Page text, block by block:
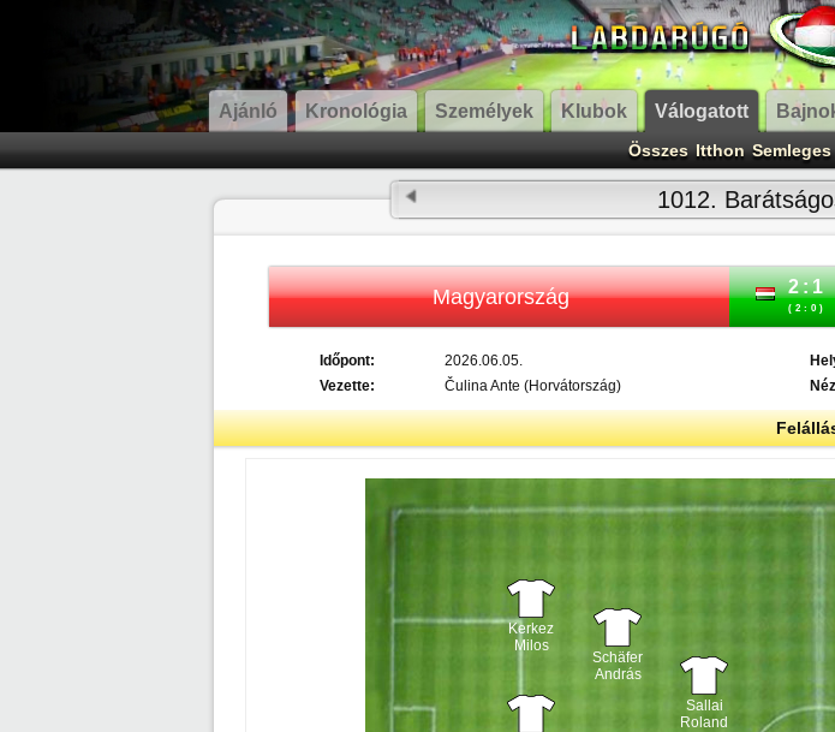
Ajánló Kronológia Személyek Klubok Válogatott
Összes Itthon Semleges
1012.
Magyarország 2:1
(2:0)
Időpont: 2026.06.05.
Vezette:
Čulina Ante (Horvátország)
Kerkez
Milos
Schäfer
András
Sallai
Roland